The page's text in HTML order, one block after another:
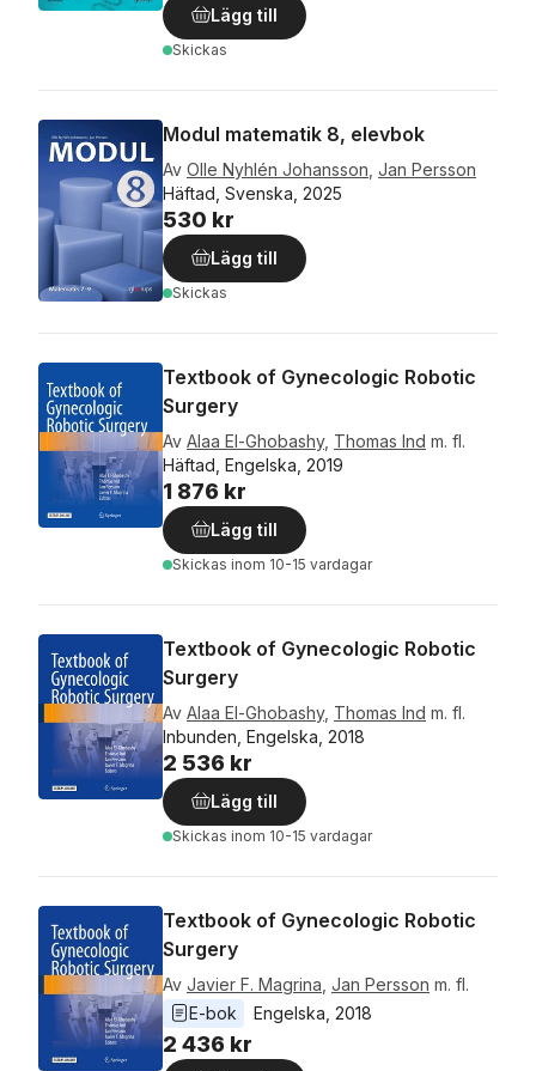
Lägg till
Skickas
Modul matematik 8, elevbok
Av Olle Nyhlén Johansson Jan Persson
Häftad, Svenska, 2025
530 kr
Lägg till
Skickas
Textbook of Gynecologic Robotic
Surgery
Av Alaa El-Ghobashy, Thomas Ind m. fl.
Häftad, Engelska, 2019
1 876 kr
Lägg till
Skickas inom 10-15 vardagar
Textbook of Gynecologic Robotic
Surgery
Av Alaa El-Ghobashy, Thomas Ind m. fl.
Inbunden, Engelska, 2018
2 536 kr
Lägg till
Skickas inom 10-15 vardagar
Textbook of Gynecologic Robotic
Surgery
Av Javier F. Magrina Jan Persson m. fl.
E-bok
Engelska 2018
2 436 kr